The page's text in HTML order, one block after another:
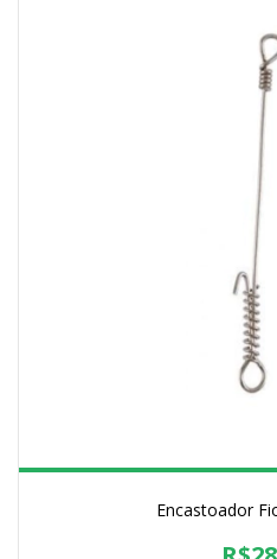
Encastoador